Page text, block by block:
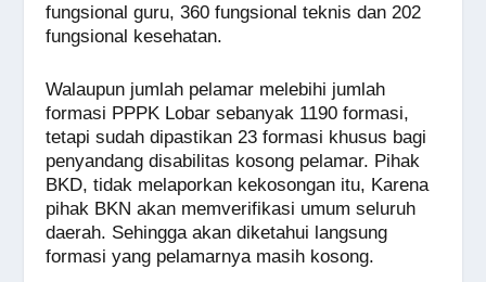
fungsional guru, 360 fungsional teknis dan 202
fungsional kesehatan.
Walaupun jumlah pelamar melebihi jumlah
formasi PPPK Lobar sebanyak 1190 formasi,
tetapi sudah dipastikan 23 formasi khusus bagi
penyandang disabilitas kosong pelamar. Pihak
BKD, tidak melaporkan kekosongan itu, Karena
pihak BKN akan memverifikasi umum seluruh
daerah. Sehingga akan diketahui langsung
formasi yang pelamarnya masih kosong.